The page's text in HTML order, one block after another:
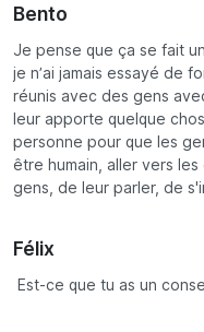
Bento
Je pense que ça se fait
je n’ai jamais essayé de
réunis avec des gens
leur apporte quelque
personne pour que les
être humain, aller vers
gens, de leur parler, de
Félix
Est-ce que tu as un